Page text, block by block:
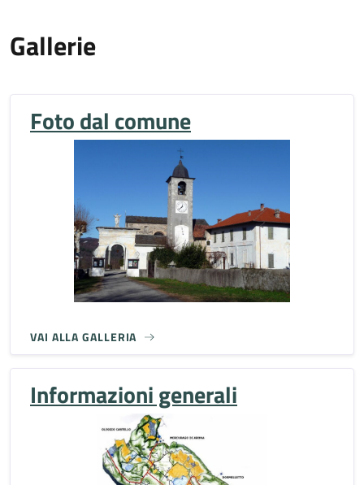
Gallerie
Foto dal comune
VAI ALLA GALLERIA
Informazioni generali